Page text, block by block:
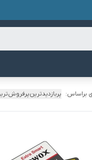
براساس: پربازدیدترین